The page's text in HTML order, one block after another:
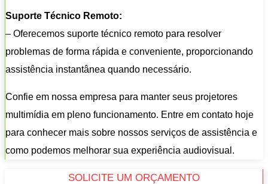
Suporte Técnico Remoto:
– Oferecemos suporte técnico remoto para resolver
problemas de forma rápida e conveniente, proporcionando
assistência instantânea quando necessário.
Confie em nossa empresa para manter seus projetores
multimídia em pleno funcionamento. Entre em contato hoje
para conhecer mais sobre nossos serviços de assistência e
como podemos melhorar sua experiência audiovisual.
SOLICITE UM ORÇAMENTO